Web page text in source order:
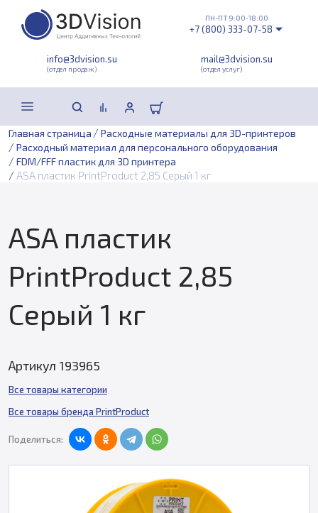
info@3dvision.su
(отдел продаж)
mail@3dvision.su
(отдел услуг)
ПН-ПТ 9:00-18:00
+7 (800) 333-07-58
Главная страница / Расходные материалы для 3D-принтеров
/ Расходный материал для персонального оборудования
/ FDM/FFF пластик для 3D принтера
/ ASA пластик PrintProduct 2,85 Серый 1 кг
ASA пластик
PrintProduct 2,85
Серый 1 кг
Артикул 193965
Все товары категории
Все товары бренда PrintProduct
Поделиться: